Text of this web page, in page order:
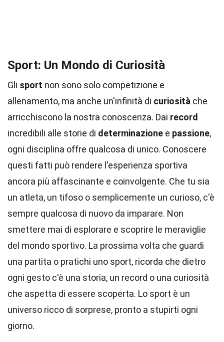
Sport: Un Mondo di Curiosità
Gli sport non sono solo competizione e
allenamento, ma anche un'infinità di curiosità che
arricchiscono la nostra conoscenza. Dai record
incredibili alle storie di determinazione e passione,
ogni disciplina offre qualcosa di unico. Conoscere
questi fatti può rendere l'esperienza sportiva
ancora più affascinante e coinvolgente. Che tu sia
un atleta, un tifoso o semplicemente un curioso, c'è
sempre qualcosa di nuovo da imparare. Non
smettere mai di esplorare e scoprire le meraviglie
del mondo sportivo. La prossima volta che guardi
una partita o pratichi uno sport, ricorda che dietro
ogni gesto c'è una storia, un record o una curiosità
che aspetta di essere scoperta. Lo sport è un
universo ricco di sorprese, pronto a stupirti ogni
giorno.